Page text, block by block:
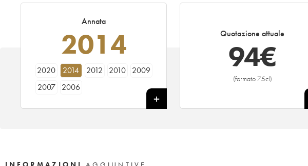
Annata
2014
2020 2014 2012 2010
2009
2007
2006
Quotazione attuale
94€
(formato 75cl)